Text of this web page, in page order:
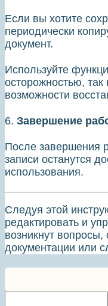
Если вы хотите
периодически
документ.
Используйте
осторожностью, так
возможности
6. Завершение
После завершения
записи останутся
использования.
Следуя этой
редактировать и
возникнут вопросы,
документации или